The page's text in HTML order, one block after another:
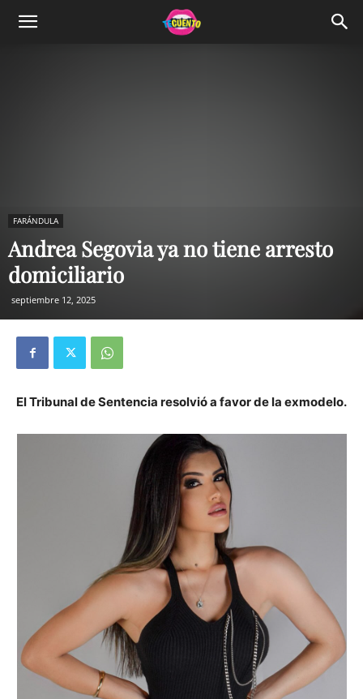
FARÁNDULA
Andrea Segovia ya no tiene arresto
domiciliario
septiembre 12, 2025
El Tribunal de Sentencia resolvió a favor de la exmodelo.